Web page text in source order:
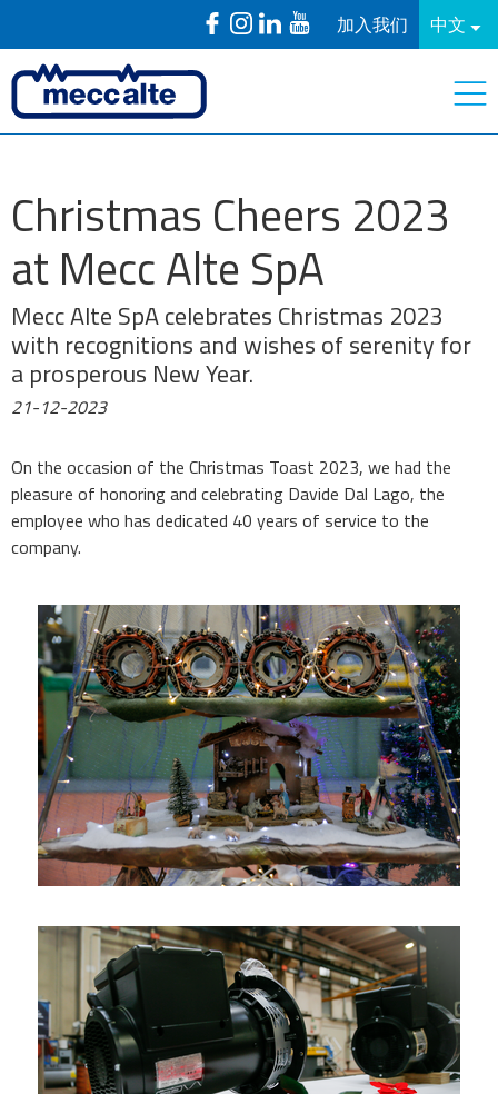
加入我们 中文
Christmas Cheers 2023
at Mecc Alte SpA
Mecc Alte SpA celebrates Christmas 2023
with recognitions and wishes of serenity for
a prosperous New Year.
21-12-2023
On the occasion of the Christmas Toast 2023, we had the
pleasure of honoring and celebrating Davide Dal Lago, the
employee who has dedicated 40 years of service to the
company.